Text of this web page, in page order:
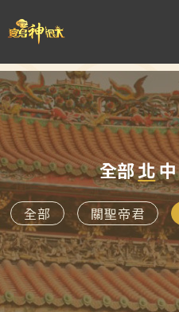
全部北中
全部 關聖帝君